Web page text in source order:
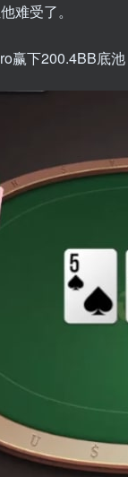
难受了。
赢下200.4BB底池